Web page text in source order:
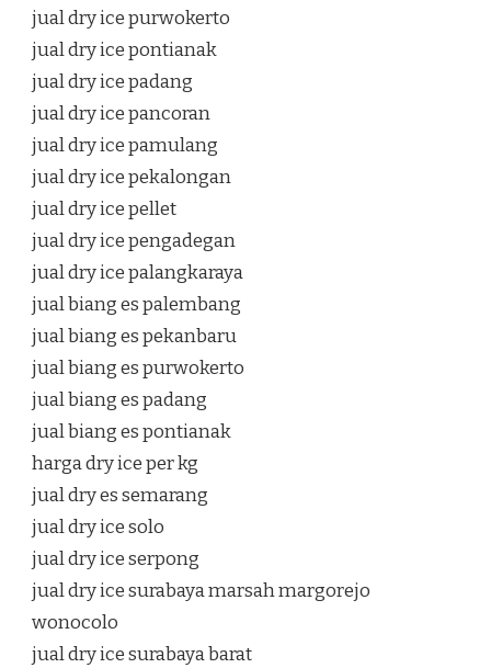
jual dry ice purwokerto
jual dry ice pontianak
jual dry ice padang
jual dry ice pancoran
jual dry ice pamulang
jual dry ice pekalongan
jual dry ice pellet
jual dry ice pengadegan
jual dry ice palangkaraya
jual biang es palembang
jual biang es pekanbaru
jual biang es purwokerto
jual biang es padang
jual biang es pontianak
harga dry ice per kg
jual dry es semarang
jual dry ice solo
jual dry ice serpong
jual dry ice surabaya marsah margorejo
wonocolo
jual dry ice surabaya barat